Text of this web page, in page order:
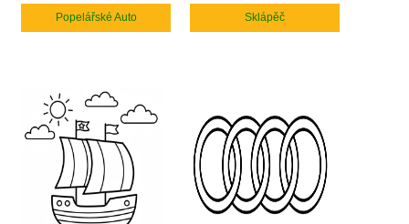
Popelářské Auto Sklápěč